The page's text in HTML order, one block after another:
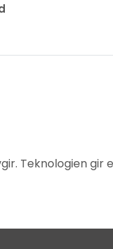
Teknologien gir